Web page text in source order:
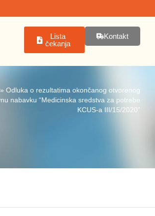
Lista
čekanja
Kontakt
» Odluka o rezultatima okončanog otvorenog
nabavku “Medicinska sredstva za potrebe
KCUS-a III/15/2020”